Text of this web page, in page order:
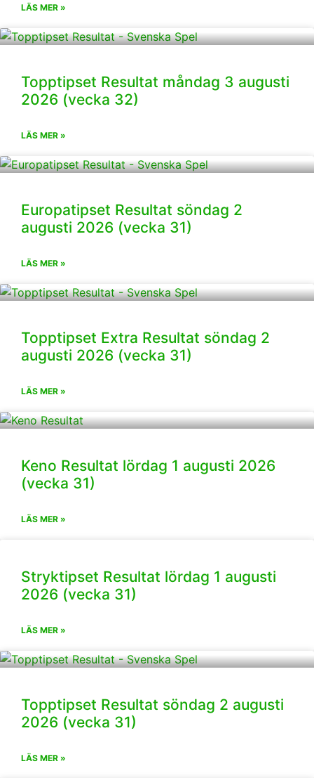
LÄS MER »
Topptipset Resultat måndag 3 augusti
2026 (vecka 32)
LÄS MER »
Europatipset Resultat söndag 2
augusti 2026 (vecka 31)
LÄS MER »
Topptipset Extra Resultat söndag 2
augusti 2026 (vecka 31)
LÄS MER »
Keno Resultat lördag 1 augusti 2026
(vecka 31)
LÄS MER »
Stryktipset Resultat lördag 1 augusti
2026 (vecka 31)
LÄS MER »
Topptipset Resultat söndag 2 augusti
2026 (vecka 31)
LÄS MER »